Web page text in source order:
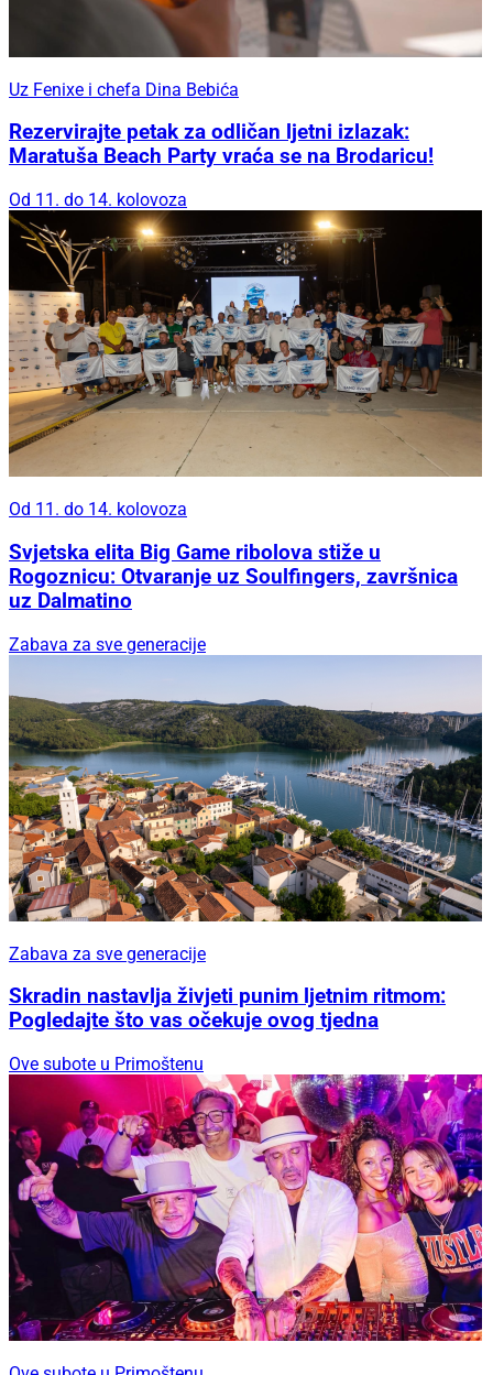
Uz Fenixe i chefa Dina Bebića
Rezervirajte petak za odličan ljetni izlazak:
Maratuša Beach Party vraća se na Brodaricu!
Od 11. do 14. kolovoza
Od 11. do 14. kolovoza
Svjetska elita Big Game ribolova stiže u
Rogoznicu: Otvaranje uz Soulfingers, završnica
uz Dalmatino
Zabava za sve generacije
Zabava za sve generacije
Skradin nastavlja živjeti punim ljetnim ritmom:
Pogledajte što vas očekuje ovog tjedna
Ove subote u Primoštenu